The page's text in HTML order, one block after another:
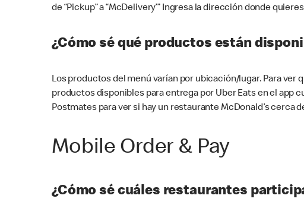
de “Pickup” a “McDelivery’” Ingresa la dirección donde
¿Cómo sé qué productos están
Los productos del menú varían por ubicación/lugar. Para
productos disponibles para entrega por Uber Eats en el app
Postmates para ver si hay un restaurante McDonald’s cerca
Mobile Order & Pay
¿Cómo sé cuáles restaurantes